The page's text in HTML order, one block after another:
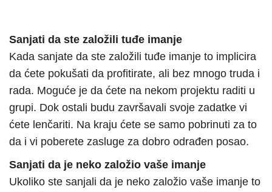
Sanjati da ste založili tuđe imanje
Kada sanjate da ste založili tuđe imanje to implicira
da ćete pokušati da profitirate, ali bez mnogo truda i
rada. Moguće je da ćete na nekom projektu raditi u
grupi. Dok ostali budu završavali svoje zadatke vi
ćete lenčariti. Na kraju ćete se samo pobrinuti za to
da i vi poberete zasluge za dobro odrađen posao.
Sanjati da je neko založio vaše imanje
Ukoliko ste sanjali da je neko založio vaše imanje to